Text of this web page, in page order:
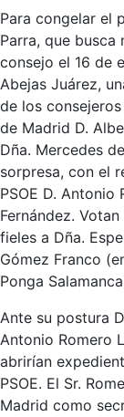
Para congelar el
Parra, que busca
consejo el 16 de
Abejas Juárez,
de los consejeros
de Madrid D.
Dña. Mercedes
sorpresa, con el
PSOE D. Antonio
Fernández.
fieles a Dña.
Gómez Franco
Ponga
Ante su postura
Antonio Romero
abrirían
PSOE. El Sr.
Madrid como